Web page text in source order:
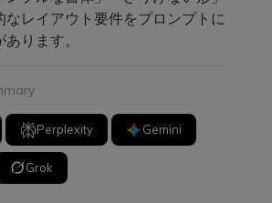
なレイアウト要件をプロンプトに
ります。
Perplexity Gemini
Grok